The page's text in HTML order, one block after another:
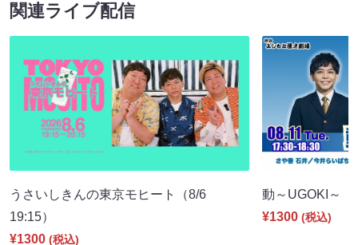
関連ライブ配信
うさいしきんの東京モヒート（8/6
19:15）
¥1300 (税込)
動～UGOKI～
¥1300 (税込)